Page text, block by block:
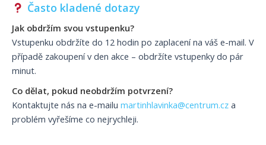
Často kladené dotazy
Jak obdržím svou vstupenku?
Vstupenku obdržíte do 12 hodin po zaplacení na váš e-mail. V
případě zakoupení v den akce – obdržíte vstupenky do pár
minut.
Co dělat, pokud neobdržím potvrzení?
Kontaktujte nás na e-mailu martinhlavinka@centrum.cz a
problém vyřešíme co nejrychleji.